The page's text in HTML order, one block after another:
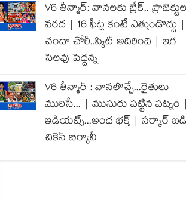
V6 తీన్మార్: వానలకు బ్రేక్..
వరద | 16 ఫీట్ల కంటే ఎత్తుండొద్దు |
చందా చోరీ..స్కిట్ అదిరింది | ఇగ
సెలవు పెద్దన్న
V6 తీన్మార్ : వానలొచ్చే...రైతులు
మురిసే... | ముసురు పట్టిన పట్నం |
ఇడియట్స్...అంధ భక్త్ | సర్కార్
చికెన్ బిర్యానీ